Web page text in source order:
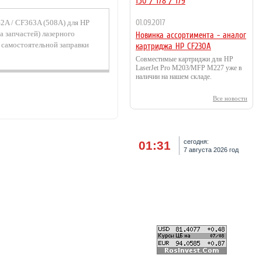
/ CF363A (508A) для HP
лазерного
заправки
01.09.2017
Новинка ассортимента - аналог
картриджа HP CF230A
Совместимые картриджи для HP
LaserJet Pro M203/MFP M227 уже в
наличии на нашем складе.
Все новости
01:31
сегодня:
7 августа 2026 год